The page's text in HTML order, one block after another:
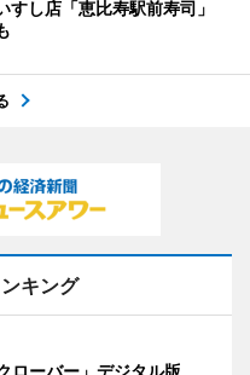
すし店「恵比寿駅前寿司」
キング
ローバー」デジタル版、